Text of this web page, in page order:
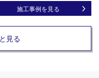
施工事例を見る
見る